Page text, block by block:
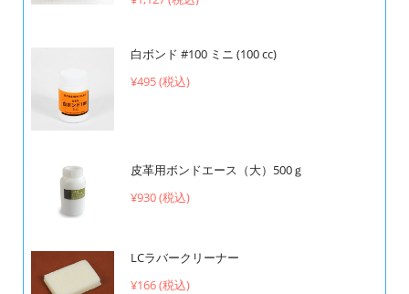
白ボンド #100 ミニ (100 cc)
¥495 (税込)
皮革用ボンドエース（大）500ｇ
¥930 (税込)
LCラバークリーナー
¥166 (税込)